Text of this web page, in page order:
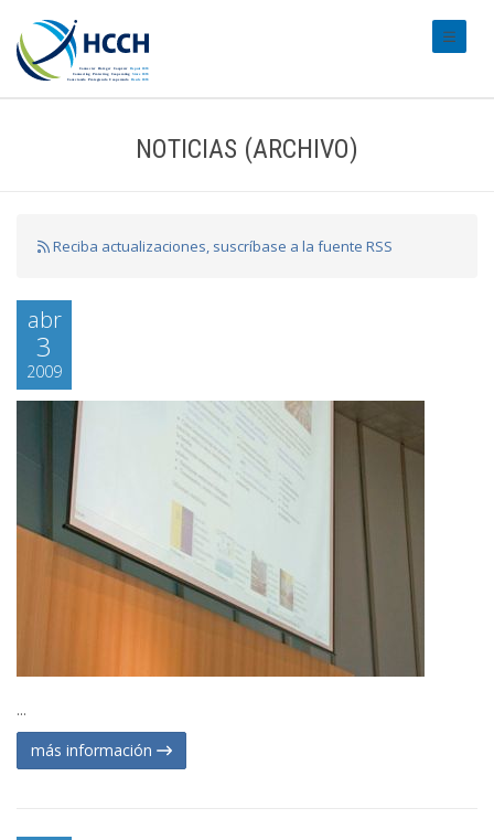
NOTICIAS (ARCHIVO)
Reciba actualizaciones, suscríbase a la fuente RSS
abr
3
2009
...
más información